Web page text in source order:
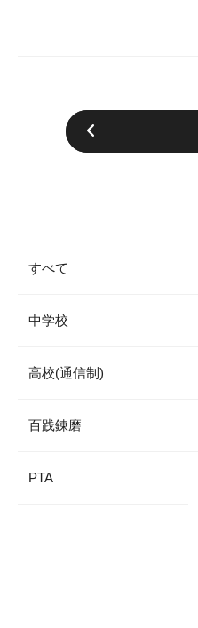
すべて
中学校
高校(通信制)
百践錬磨
PTA